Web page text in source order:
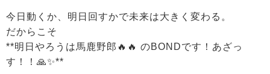
今日動くか、明日回すかで未来は大きく変わる。
だからこそ
**明日やろうは馬鹿野郎🔥🔥 のBONDです！あざっ
す！！🙏✨**